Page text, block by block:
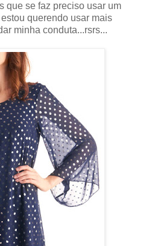
que se faz preciso usar um
querendo usar mais
minha conduta...rsrs...